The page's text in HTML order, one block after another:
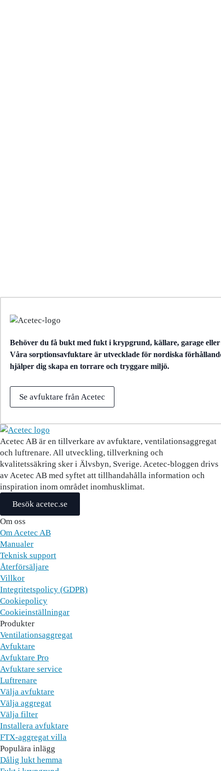
Behöver du få bukt med fukt i krypgrund, källare, garage
Våra sorptionsavfuktare är utvecklade för nordiska
hjälper dig skapa en torrare och tryggare miljö.
Se avfuktare från Acetec
Acetec AB är en tillverkare av avfuktare, ventilationsaggregat
och luftrenare. All utveckling, tillverkning och
kvalitetssäkring sker i Älvsbyn, Sverige. Acetec-bloggen drivs
av Acetec AB med syftet att tillhandahålla information och
inspiration inom området inomhusklimat.
Besök acetec.se
Om oss
Om Acetec AB
Manualer
Teknisk support
Återförsäljare
Villkor
Integritetspolicy (GDPR)
Cookiepolicy
Cookieinställningar
Produkter
Ventilationsaggregat
Avfuktare
Avfuktare Pro
Avfuktare service
Luftrenare
Välja avfuktare
Välja aggregat
Välja filter
Installera avfuktare
FTX-aggregat villa
Populära inlägg
Dålig lukt hemma